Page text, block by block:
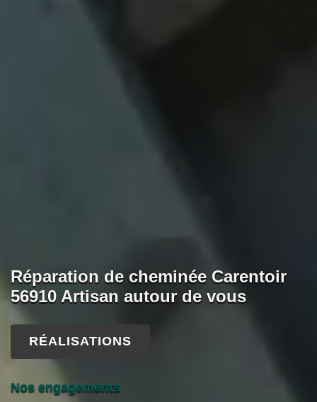
Réparation de cheminée Carentoir
56910 Artisan autour de vous
RÉALISATIONS
Nos engagements